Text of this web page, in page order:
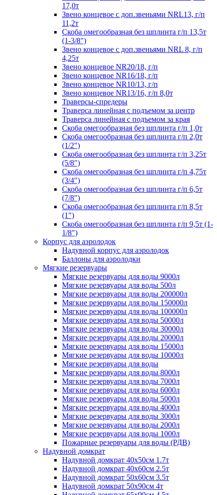
17,0т
Звено концевое с доп.звеньями NRL13, г/п
11,2т
Скоба омегообразная без шплинта г/п 13,5т
(1-3/8")
Звено концевое с доп.звеньями NRL 8, г/п
4,25т
Звено концевое NR20/18, г/п
Звено концевое NR16/18, г/п
Звено концевое NR10/13, г/п
Звено концевое NR13/16, г/п 8,0т
Траверсы-спредеры
Траверса линейная с подъемом за центр
Траверса линейная с подъемом за края
Скоба омегообразная без шплинта г/п 1,0т
Скоба омегообразная без шплинта г/п 2,0т
(1/2")
Скоба омегообразная без шплинта г/п 3,25т
(5/8")
Скоба омегообразная без шплинта г/п 4,75т
(3/4")
Скоба омегообразная без шплинта г/п 6,5т
(7/8")
Скоба омегообразная без шплинта г/п 8,5т
(1")
Скоба омегообразная без шплинта г/п 9,5т (1-
1/8")
Корпус для аэролодок
Надувной корпус для аэролодок
Баллоны для аэролодки
Мягкие резервуары
Мягкие резервуары для воды 9000л
Мягкие резервуары для воды 500л
Мягкие резервуары для воды 200000л
Мягкие резервуары для воды 150000л
Мягкие резервуары для воды 100000л
Мягкие резервуары для воды 50000л
Мягкие резервуары для воды 30000л
Мягкие резервуары для воды 20000л
Мягкие резервуары для воды 15000л
Мягкие резервуары для воды 10000л
Мягкие резервуары для воды
Мягкие резервуары для воды 8000л
Мягкие резервуары для воды 7000л
Мягкие резервуары для воды 6000л
Мягкие резервуары для воды 5000л
Мягкие резервуары для воды 4000л
Мягкие резервуары для воды 3000л
Мягкие резервуары для воды 2000л
Мягкие резервуары для воды 1000л
Пожарные резервуары для воды (РДВ)
Надувной домкрат
Надувной домкрат 40х50см 1.7т
Надувной домкрат 40х60см 2.5т
Надувной домкрат 50х60см 3.5т
Надувной домкрат 50х90см 4т